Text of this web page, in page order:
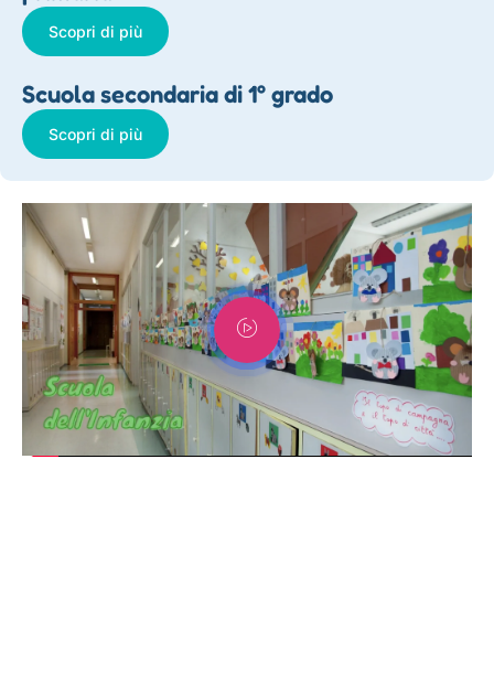
Scopri di più
Scuola secondaria di 1° grado
Scopri di più